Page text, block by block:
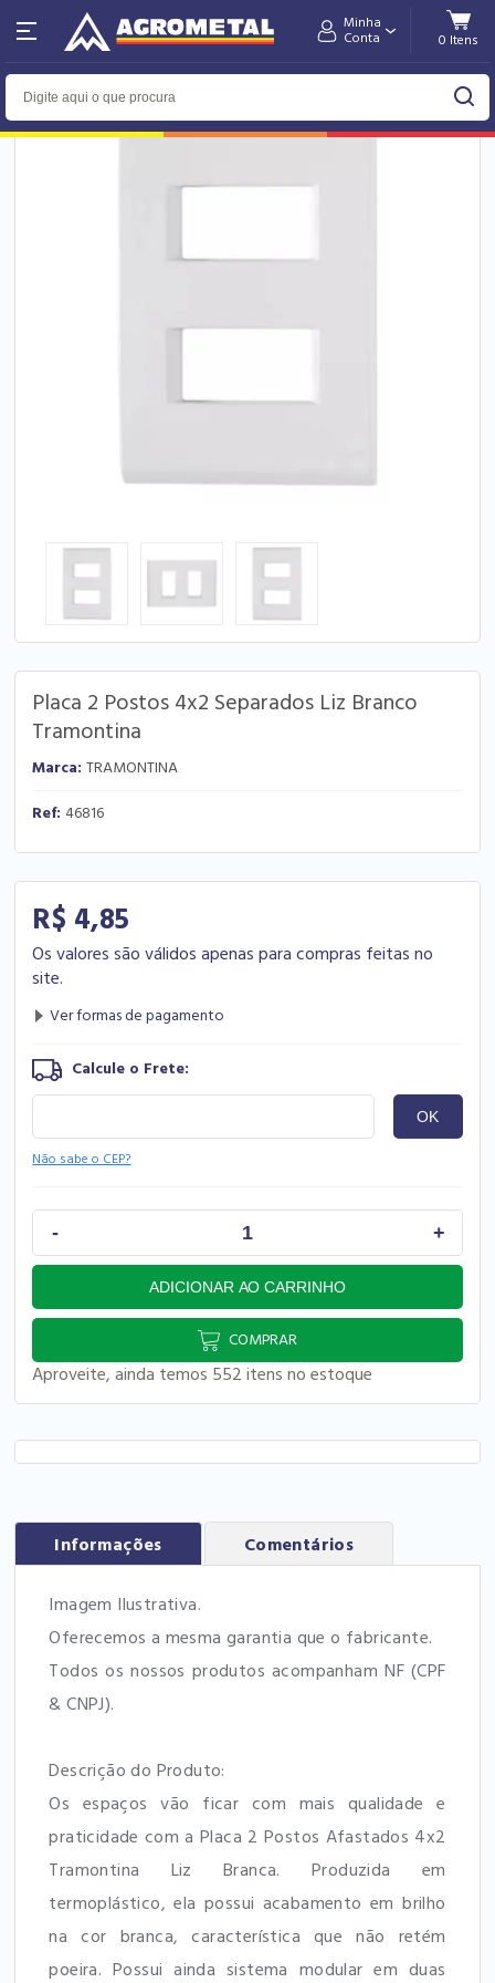
Minha
Conta
Home Elétrica Interrupção Placa
Placa 2 Postos 4x2 Separados Liz Branco
Tramontina
Marca:TRAMONTINA
Ref:46816
R$ 4,85
Os valores são válidos apenas para compras feitas no
site.
Não sabe o CEP?
COMPRAR
Aproveite, ainda temos 552 itens no estoque
Informações Comentários
Imagem Ilustrativa.
Oferecemos a mesma garantia que o fabricante.
Todos os nossos produtos acompanham NF (CPF
& CNPJ).
Descrição do Produto:
Os espaços vão ficar com mais qualidade e
praticidade com a Placa 2 Postos Afastados 4x2
Tramontina Liz Branca. Produzida em
termoplástico, ela possui acabamento em brilho
na cor branca, característica que não retém
poeira. Possui ainda sistema modular em duas